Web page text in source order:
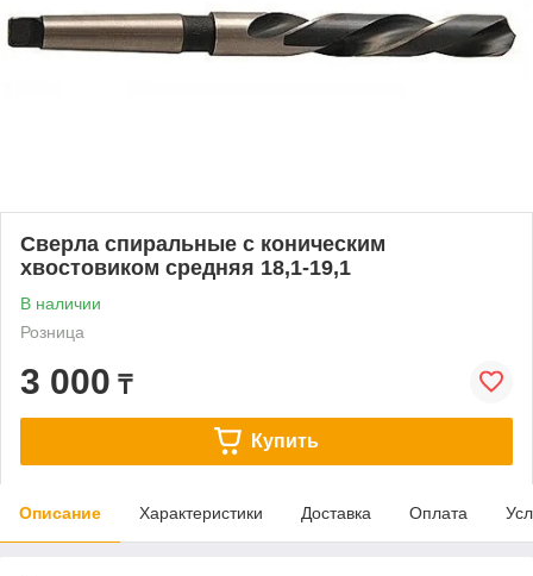
Сверла спиральные с коническим
хвостовиком средняя 18,1-19,1
В наличии
Розница
3 000 ₸
Купить
Описание Характеристики Доставка Оплата